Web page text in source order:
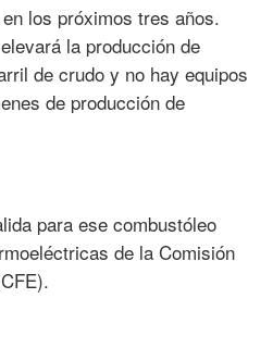
los próximos tres años.
la producción de
de crudo y no hay equipos
de producción de
para ese combustóleo
de la Comisión